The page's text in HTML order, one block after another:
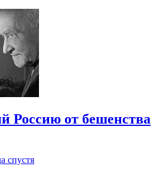
Россию от бешенства
спустя